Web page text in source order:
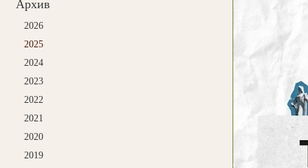
Архив
2026
2025
2024
2023
2022
2021
2020
2019